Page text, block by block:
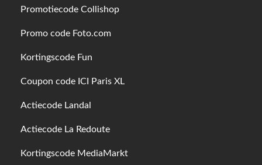
Promotiecode Collishop
Promo code Foto.com
Kortingscode Fun
Coupon code ICI Paris XL
Actiecode Landal
Actiecode La Redoute
Kortingscode MediaMarkt